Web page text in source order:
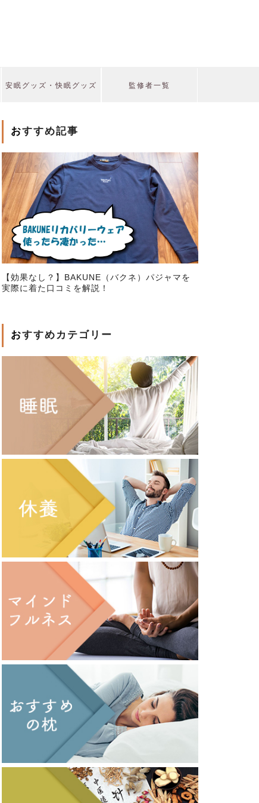
安眠グッズ・快眠グッズ 監修者一覧
おすすめ記事
【効果なし？】BAKUNE（バクネ）パジャマを
実際に着た口コミを解説！
おすすめカテゴリー